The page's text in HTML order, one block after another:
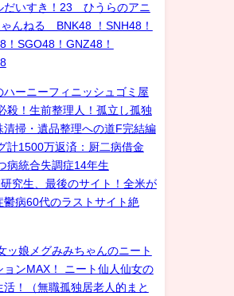
だいすき！23 ひうらのアニ
ゃんねる BNK48 ！SNH48！
！SGO48！GNZ48！
ハーニーフィニッシュゴミ屋
殺！生前整理人！孤立し孤独
清掃・遺品整理への道F完結編
計1500万返済：厨二病借金
病統合失調症14年生
究生、最後のサイト！全米が
鬱病60代のラストサイト絶
ッ娘メグみみちゃんのニート
ョンMAX！ ニート仙人仙女の
！（無職孤独居老人的まと